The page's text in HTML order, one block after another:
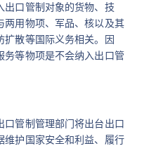
出口管制对象的货物、技
两用物项、军品、核以及其
扩散等国际义务相关。因
务等物项是不会纳入出口管
管制管理部门将出台出口
维护国家安全和利益、履行